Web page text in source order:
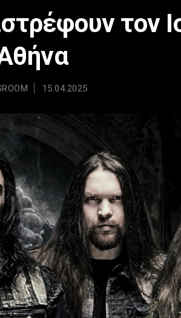
τον
15.04.2025